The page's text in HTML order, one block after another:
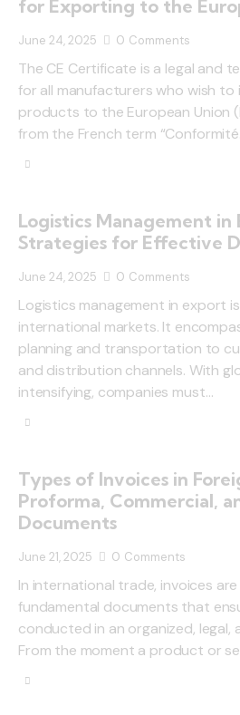
for Exporting to the
June 24, 2025 0 Comments
The CE Certificate is a legal and
for all manufacturers who wish
products to the European Union
from the French term
Logistics Management in
Strategies for Effective
June 24, 2025 0 Comments
Logistics management in export
international markets. It
planning and transportation to
and distribution channels. With
intensifying, companies must…
Types of Invoices in
Proforma, Commercial,
Documents
June 21, 2025 0 Comments
In international trade, invoices
fundamental documents that
conducted in an organized, legal,
From the moment a product or